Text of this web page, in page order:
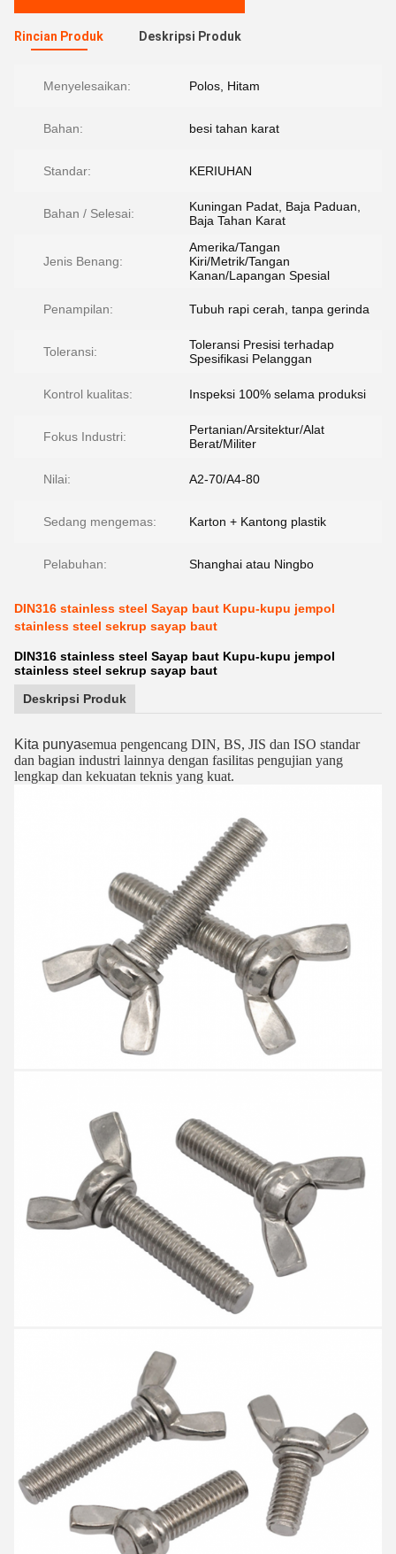
Rincian Produk Deskripsi Produk
Menyelesaikan: Polos, Hitam
Bahan: besi tahan karat
Standar: KERIUHAN
Bahan / Selesai:
Kuningan Padat, Baja Paduan,
Baja Tahan Karat
Jenis Benang:
Amerika/Tangan
Kiri/Metrik/Tangan
Kanan/Lapangan Spesial
Penampilan: Tubuh rapi cerah, tanpa gerinda
Toleransi:
Toleransi Presisi terhadap
Spesifikasi Pelanggan
Kontrol kualitas: Inspeksi 100% selama produksi
Fokus Industri:
Pertanian/Arsitektur/Alat
Berat/Militer
Nilai: A2-70/A4-80
Sedang mengemas: Karton + Kantong plastik
Pelabuhan: Shanghai atau Ningbo
DIN316 stainless steel Sayap baut Kupu-kupu jempol
stainless steel sekrup sayap baut
DIN316 stainless steel Sayap baut Kupu-kupu jempol
stainless steel sekrup sayap baut
Deskripsi Produk
Kita punyasemua pengencang DIN, BS, JIS dan ISO standar
dan bagian industri lainnya dengan fasilitas pengujian yang
lengkap dan kekuatan teknis yang kuat.